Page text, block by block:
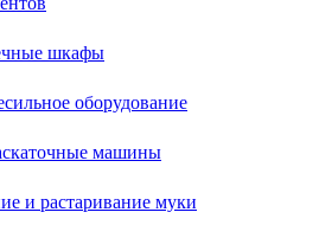
шкафы
оборудование
машины
и растаривание муки